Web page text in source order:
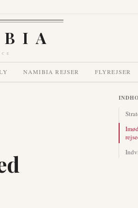
NAMIBIA REJSER FLYREJSER